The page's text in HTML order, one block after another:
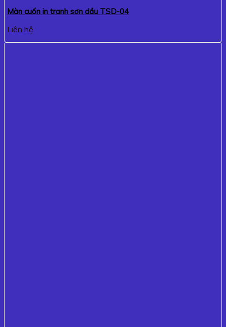
Màn cuốn in tranh sơn dầu TSD-04
Liên hệ